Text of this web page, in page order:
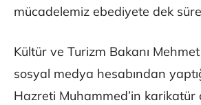
mücadelemiz ebediyete dek
Kültür ve Turizm Bakanı
sosyal medya hesabından
Hazreti Muhammed’in karikatür